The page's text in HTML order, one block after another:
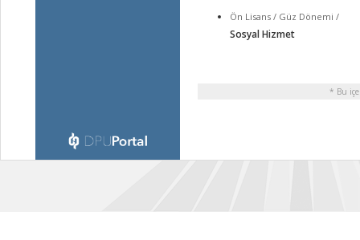
Ön Lisans / Güz Dönemi /
Sosyal Hizmet
* Bu